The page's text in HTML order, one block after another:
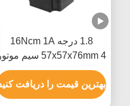
1.8 درجه 16Ncm 1A
57x57x76mm 4 سیم موتور
گام Nema 23 برای
اتوماسیون مکانیکی
بهترین قیمت را دریافت کنید